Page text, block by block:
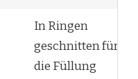
In Ringen
geschnitten für
die Füllung